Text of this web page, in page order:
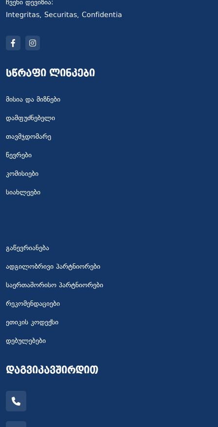
ჩვენი დევიზია:
Integritas, Securitas, Confidentia
სწრაფი ლინკები
მისია და მიზნები
დამფუძნებელი
თავმჯდომარე
წევრები
კომისიები
სიახლეები
გაწევრიანება
ადგილობრივი პარტნიორები
საერთაშორისო პარტნიორები
რეკომენდაციები
ეთიკის კოდექსი
დებულებები
დაგვიკავშირდით